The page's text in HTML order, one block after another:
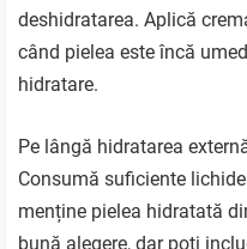
deshidratarea. Aplică
când pielea este încă
hidratare.
Pe lângă hidratarea
Consumă suficiente
menține pielea hidratată
bună alegere, dar poți